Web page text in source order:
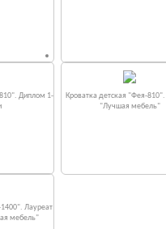
Диплом 1-
Кроватка детская "Фея-
"Лучшая мебель"
Лауреат
мебель"